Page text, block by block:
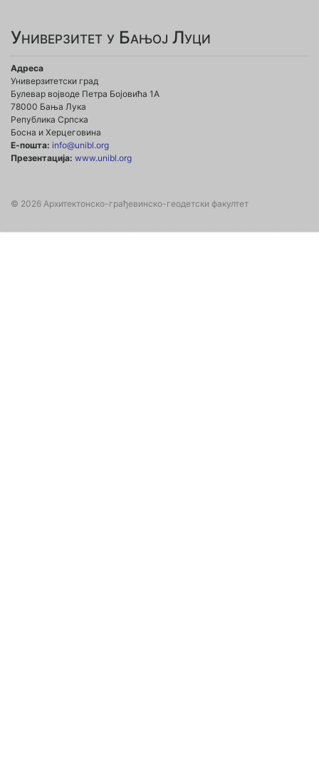
Универзитет у Бањој Луци
Адреса
Универзитетски град
Булевар војводе Петра Бојовића 1А
78000 Бања Лука
Република Српска
Босна и Херцеговина
Е-пошта: info@unibl.org
Презентација: www.unibl.org
© 2026 Архитектонско-грађевинско-геодетски факултет